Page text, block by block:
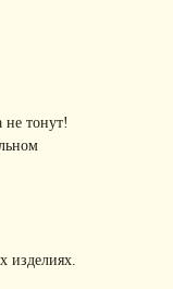
тонут!
изделиях.